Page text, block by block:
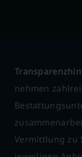
nehmen
Vermittlung zu